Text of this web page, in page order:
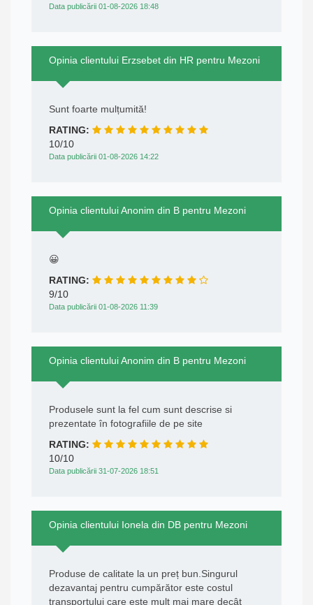
Data publicării 01-08-2026 18:48
Opinia clientului Erzsebet din HR pentru Mezoni
Sunt foarte mulțumită!
RATING:
10/10
Data publicării 01-08-2026 14:22
Opinia clientului Anonim din B pentru Mezoni
😀
RATING:
9/10
Data publicării 01-08-2026 11:39
Opinia clientului Anonim din B pentru Mezoni
Produsele sunt la fel cum sunt descrise si
prezentate în fotografiile de pe site
RATING:
10/10
Data publicării 31-07-2026 18:51
Opinia clientului Ionela din DB pentru Mezoni
Produse de calitate la un preț bun.Singurul
dezavantaj pentru cumpărător este costul
transportului care este mult mai mare decât